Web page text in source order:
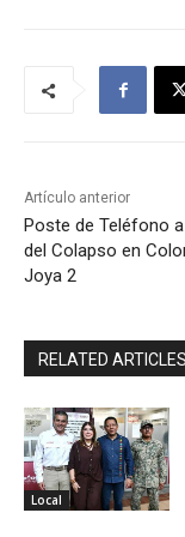
Artículo anterior
Poste de Teléfono
del Colapso en
Joya 2
RELATED ARTICLES
Local